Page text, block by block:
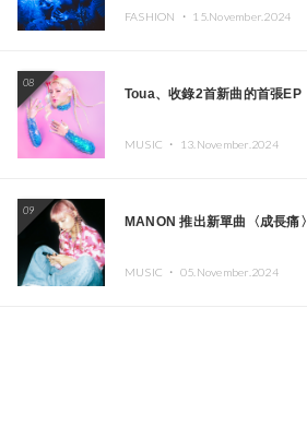
FASHION ・ 15.November.2024
08
Toua、收錄2首新曲的首張EP
MUSIC ・ 13.November.2024
09
MANON 推出新單曲〈成長痛〉
MUSIC ・ 05.November.2024